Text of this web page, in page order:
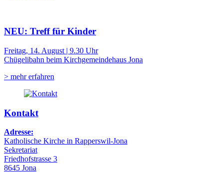
NEU: Treff für Kinder
Freitag, 14. August | 9.30 Uhr
Chügelibahn beim Kirchgemeindehaus Jona
> mehr erfahren
Kontakt
Adresse:
Katholische Kirche in Rapperswil-Jona
Sekretariat
Friedhofstrasse 3
8645 Jona